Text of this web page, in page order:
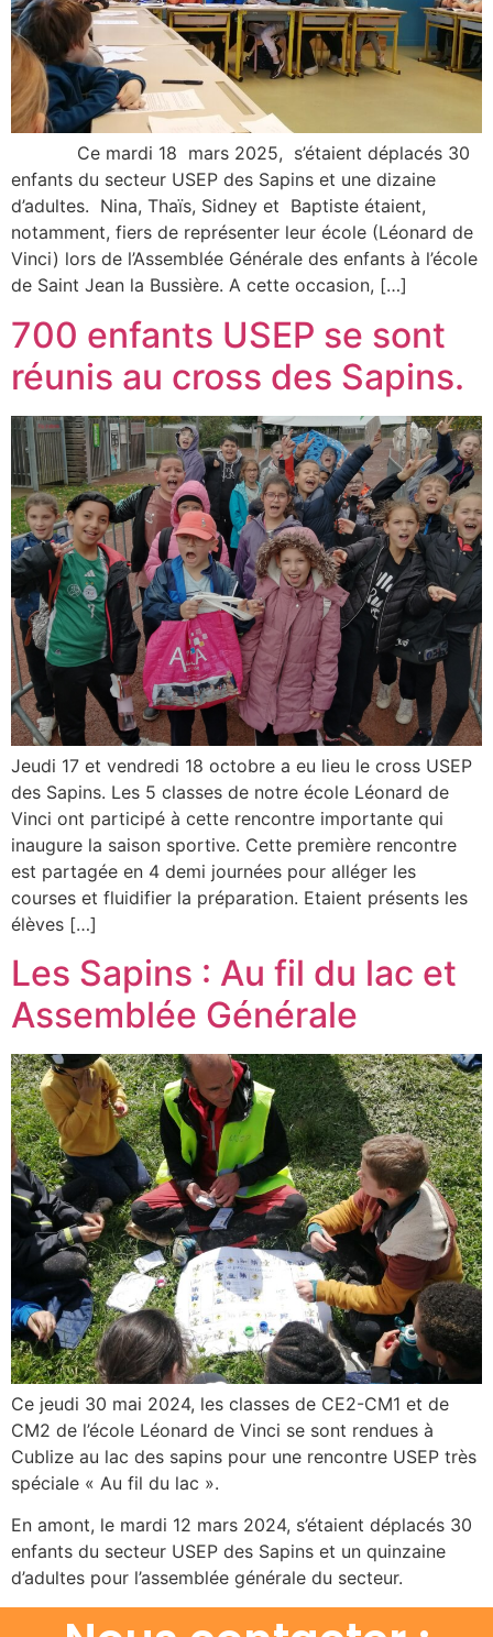
Ce mardi 18 mars 2025, s’étaient déplacés 30
enfants du secteur USEP des Sapins et une dizaine
d’adultes. Nina, Thaïs, Sidney et Baptiste étaient,
notamment, fiers de représenter leur école (Léonard de
Vinci) lors de l’Assemblée Générale des enfants à l’école
de Saint Jean la Bussière. A cette occasion, […]
700 enfants USEP se sont
réunis au cross des Sapins.
Jeudi 17 et vendredi 18 octobre a eu lieu le cross USEP
des Sapins. Les 5 classes de notre école Léonard de
Vinci ont participé à cette rencontre importante qui
inaugure la saison sportive. Cette première rencontre
est partagée en 4 demi journées pour alléger les
courses et fluidifier la préparation. Etaient présents les
élèves […]
Les Sapins : Au fil du lac et
Assemblée Générale
Ce jeudi 30 mai 2024, les classes de CE2-CM1 et de
CM2 de l’école Léonard de Vinci se sont rendues à
Cublize au lac des sapins pour une rencontre USEP très
spéciale « Au fil du lac ».
En amont, le mardi 12 mars 2024, s’étaient déplacés 30
enfants du secteur USEP des Sapins et un quinzaine
d’adultes pour l’assemblée générale du secteur.